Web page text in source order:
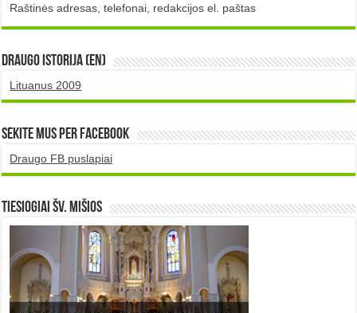
Raštinės adresas, telefonai, redakcijos el. paštas
DRAUGO istorija (EN)
Lituanus 2009
Sekite mus per Facebook
Draugo FB puslapiai
TIESIOGIAI šv. MIŠIOS